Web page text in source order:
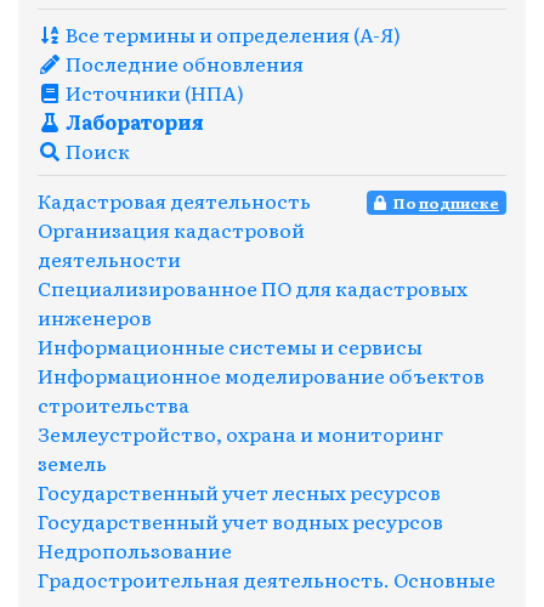
Все термины и определения (A-Я)
Последние обновления
Источники (НПА)
Лаборатория
Поиск
Поподписке
Кадастровая деятельность
Организация кадастровой
деятельности
Специализированное ПО для кадастровых
инженеров
Информационные системы и сервисы
Информационное моделирование объектов
строительства
Землеустройство, охрана и мониторинг
земель
Государственный учет лесных ресурсов
Государственный учет водных ресурсов
Недропользование
Градостроительная деятельность. Основные